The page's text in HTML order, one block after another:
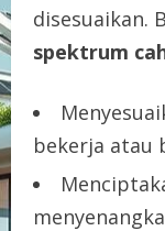
disesuaikan.
spektrum
bekerja atau